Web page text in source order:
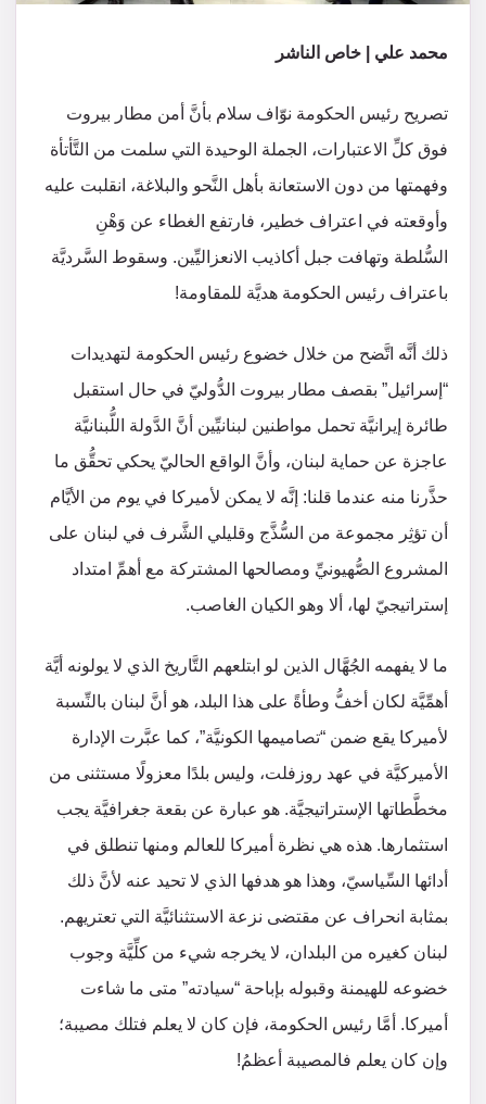
محمد علي | خاص الناشر
تصريح رئيس الحكومة نوّاف سلام بأنَّ أمن مطار بيروت
فوق كلِّ الاعتبارات، الجملة الوحيدة التي سلمت من التَّأتأة
وفهمتها من دون الاستعانة بأهل النَّحو والبلاغة، انقلبت عليه
وأوقعته في اعتراف خطير، فارتفع الغطاء عن وَهْنِ
السُّلطة وتهافت جبل أكاذيب الانعزاليِّين. وسقوط السَّرديَّة
باعتراف رئيس الحكومة هديَّة للمقاومة!
ذلك أنَّه اتَّضح من خلال خضوع رئيس الحكومة لتهديدات
“إسرائيل” بقصف مطار بيروت الدُّوليّ في حال استقبل
طائرة إيرانيَّة تحمل مواطنين لبنانيِّين أنَّ الدَّولة اللُّبنانيَّة
عاجزة عن حماية لبنان، وأنَّ الواقع الحاليّ يحكي تحقُّق ما
حذَّرنا منه عندما قلنا: إنَّه لا يمكن لأميركا في يوم من الأيَّام
أن تؤثِر مجموعة من السُّذَّج وقليلي الشَّرف في لبنان على
المشروع الصُّهيونيِّ ومصالحها المشتركة مع أهمِّ امتداد
إستراتيجيّ لها، ألا وهو الكيان الغاصب.
ما لا يفهمه الجُهَّال الذين لو ابتلعهم التَّاريخ الذي لا يولونه أيَّة
أهمِّيَّة لكان أخفُّ وطأةً على هذا البلد، هو أنَّ لبنان بالنِّسبة
لأميركا يقع ضمن “تصاميمها الكونيَّة”، كما عبَّرت الإدارة
الأميركيَّة في عهد روزفلت، وليس بلدًا معزولًا مستثنى من
مخطَّطاتها الإستراتيجيَّة. هو عبارة عن بقعة جغرافيَّة يجب
استثمارها. هذه هي نظرة أميركا للعالم ومنها تنطلق في
أدائها السِّياسيّ، وهذا هو هدفها الذي لا تحيد عنه لأنَّ ذلك
بمثابة انحراف عن مقتضى نزعة الاستثنائيَّة التي تعتريهم.
لبنان كغيره من البلدان، لا يخرجه شيء من كلِّيَّة وجوب
خضوعه للهيمنة وقبوله بإباحة “سيادته” متى ما شاءت
أميركا. أمَّا رئيس الحكومة، فإن كان لا يعلم فتلك مصيبة؛
وإن كان يعلم فالمصيبة أعظمُ!